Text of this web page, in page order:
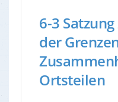
6-3
der
Ortsteilen